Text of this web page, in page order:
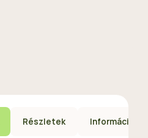
Részletek Információ